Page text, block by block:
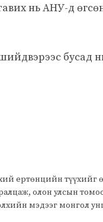
нь АНУ-д
бусад
ертөнцийн түүхийг
олон улсын
мэдээг монгол